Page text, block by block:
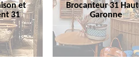
et
31
Brocanteur 31
Garonne